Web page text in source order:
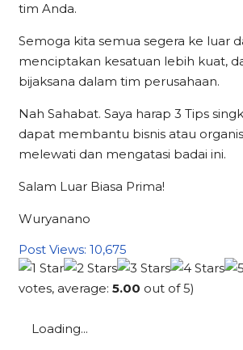
tim Anda.
Semoga kita semua segera ke luar
menciptakan kesatuan lebih kuat,
bijaksana dalam tim perusahaan.
Nah Sahabat. Saya harap 3 Tips
dapat membantu bisnis atau
melewati dan mengatasi badai ini.
Salam Luar Biasa Prima!
Wuryanano
Post Views: 10,675
votes, average:5.00 out of 5)
Loading...